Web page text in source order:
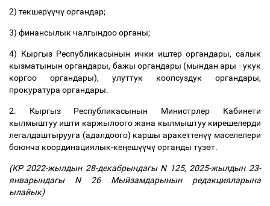
2) текшерүүчүоргандар;
3) финансылык чалгындоо органы;
4) Кыргыз Республикасынын ички иштер органдары, салык
кызматынын органдары, бажы органдары (мындан ары - укук
коргоо органдары), улуттук коопсуздук органдары,
прокуратура органдары.
2. Кыргыз Республикасынын Министрлер Кабинети
кылмыштуу ишти каржылоого жана кылмыштуу кирешелерди
легалдаштырууга (адалдоого) каршы аракеттенүү маселелери
боюнча координациялык-кеңешүүчүорганды түзөт.
(КР 2022-жылдын 28-декабрындагы N 125, 2025-жылдын 23-
январындагы N 26Мыйзамдарынын редакцияларына
ылайык)